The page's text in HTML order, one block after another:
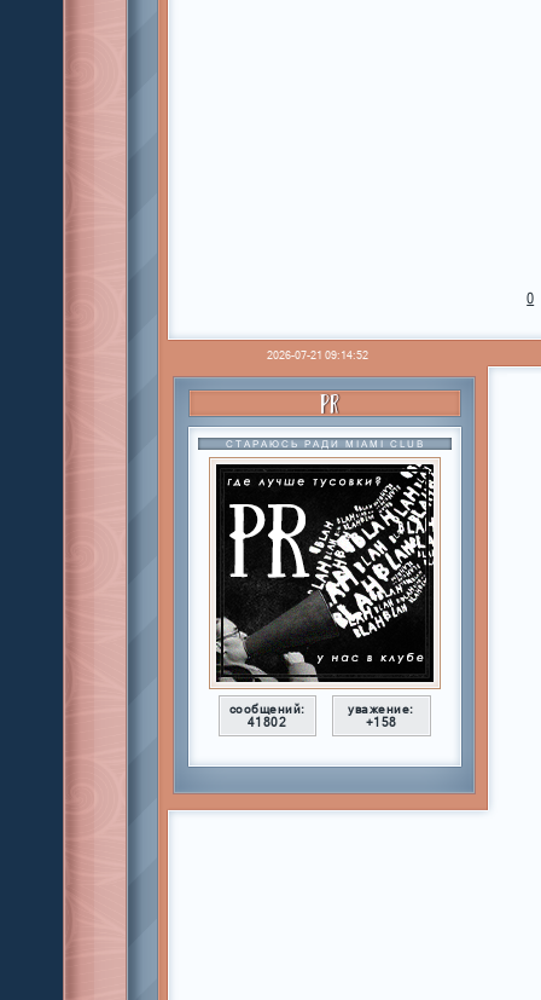
0
2026-07-21 09:14:52
PR
СТАРАЮСЬ РАДИ MIAMI CLUB
сообщений:
41802
уважение:
+158